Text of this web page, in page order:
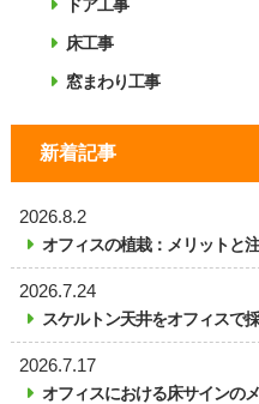
ドア工事
床工事
窓まわり工事
新着記事
2026.8.2
オフィスの植栽：メリットと
2026.7.24
スケルトン天井をオフィスで
2026.7.17
オフィスにおける床サインの